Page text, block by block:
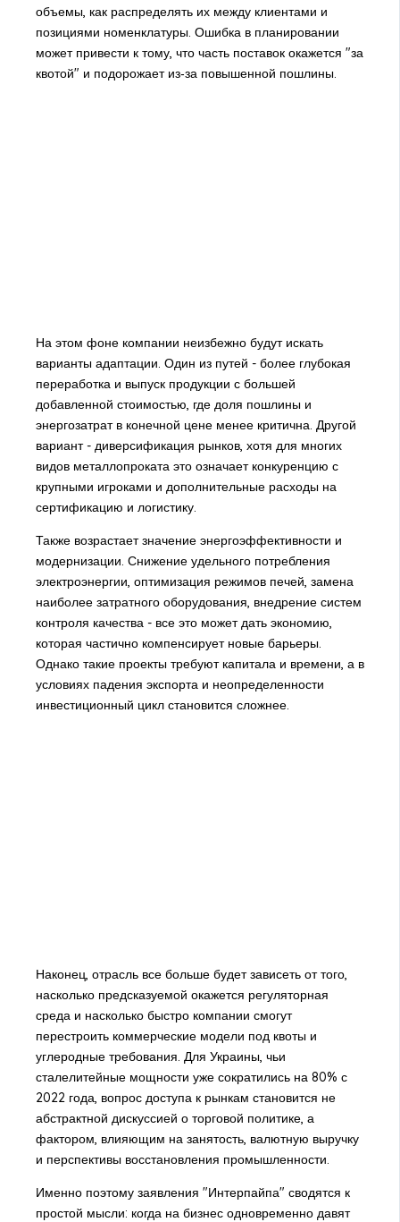
объемы, как распределять их между клиентами и
позициями номенклатуры. Ошибка в планировании
может привести к тому, что часть поставок окажется "за
квотой" и подорожает из‑за повышенной пошлины.
На этом фоне компании неизбежно будут искать
варианты адаптации. Один из путей - более глубокая
переработка и выпуск продукции с большей
добавленной стоимостью, где доля пошлины и
энергозатрат в конечной цене менее критична. Другой
вариант - диверсификация рынков, хотя для многих
видов металлопроката это означает конкуренцию с
крупными игроками и дополнительные расходы на
сертификацию и логистику.
Также возрастает значение энергоэффективности и
модернизации. Снижение удельного потребления
электроэнергии, оптимизация режимов печей, замена
наиболее затратного оборудования, внедрение систем
контроля качества - все это может дать экономию,
которая частично компенсирует новые барьеры.
Однако такие проекты требуют капитала и времени, а в
условиях падения экспорта и неопределенности
инвестиционный цикл становится сложнее.
Наконец, отрасль все больше будет зависеть от того,
насколько предсказуемой окажется регуляторная
среда и насколько быстро компании смогут
перестроить коммерческие модели под квоты и
углеродные требования. Для Украины, чьи
сталелитейные мощности уже сократились на 80% с
2022 года, вопрос доступа к рынкам становится не
абстрактной дискуссией о торговой политике, а
фактором, влияющим на занятость, валютную выручку
и перспективы восстановления промышленности.
Именно поэтому заявления "Интерпайпа" сводятся к
простой мысли: когда на бизнес одновременно давят